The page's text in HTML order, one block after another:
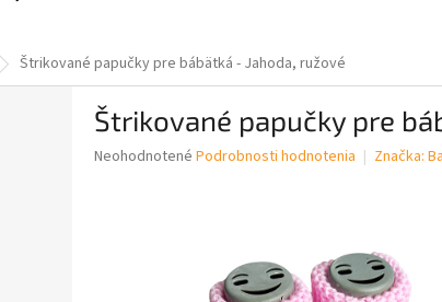
Štrikované papučky pre bábätká - Jahoda, ružové
Štrikované papučky pre
Priemerné
Neohodnotené Podrobnosti hodnotenia Značka: